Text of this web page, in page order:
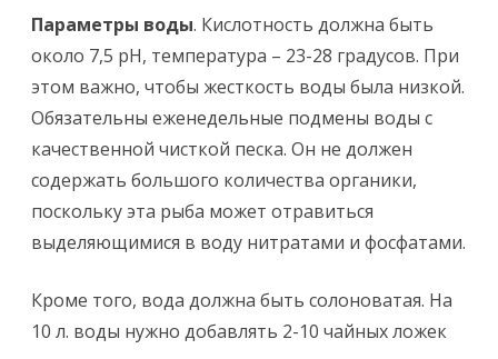
Параметры воды. Кислотность должна быть
около 7,5 pH, температура – 23-28 градусов. При
этом важно, чтобы жесткость воды была низкой.
Обязательны еженедельные подмены воды с
качественной чисткой песка. Он не должен
содержать большого количества органики,
поскольку эта рыба может отравиться
выделяющимися в воду нитратами и фосфатами.
Кроме того, вода должна быть солоноватая. На
10 л. воды нужно добавлять 2-10 чайных ложек